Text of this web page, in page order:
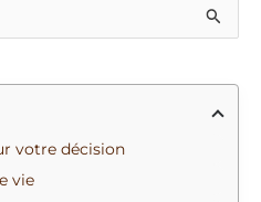
votre décision
vie